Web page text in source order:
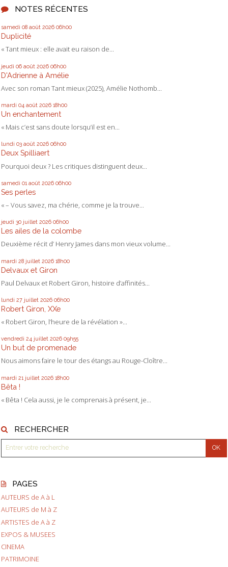
NOTES RÉCENTES
samedi 08 août 2026 06h00
Duplicité
« Tant mieux : elle avait eu raison de...
jeudi 06 août 2026 06h00
D'Adrienne à Amélie
Avec son roman Tant mieux (2025), Amélie Nothomb...
mardi 04 août 2026 18h00
Un enchantement
« Mais c’est sans doute lorsqu’il est en...
lundi 03 août 2026 06h00
Deux Spilliaert
Pourquoi deux ? Les critiques distinguent deux...
samedi 01 août 2026 06h00
Ses perles
« – Vous savez, ma chérie, comme je la trouve...
jeudi 30 juillet 2026 06h00
Les ailes de la colombe
Deuxième récit d’ Henry James dans mon vieux volume...
mardi 28 juillet 2026 18h00
Delvaux et Giron
Paul Delvaux et Robert Giron, histoire d’affinités...
lundi 27 juillet 2026 06h00
Robert Giron, XXe
« Robert Giron, l’heure de la révélation »...
vendredi 24 juillet 2026 09h55
Un but de promenade
Nous aimons faire le tour des étangs au Rouge-Cloître...
mardi 21 juillet 2026 18h00
Bêta !
« Bêta ! Cela aussi, je le comprenais à présent, je...
RECHERCHER
PAGES
AUTEURS de A à L
AUTEURS de M à Z
ARTISTES de A à Z
EXPOS & MUSEES
CINEMA
PATRIMOINE